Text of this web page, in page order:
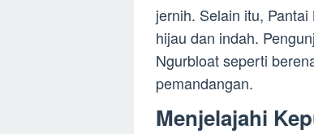
jernih. Selain itu,
hijau dan indah.
Ngurbloat seperti
pemandangan.
Menjelajahi